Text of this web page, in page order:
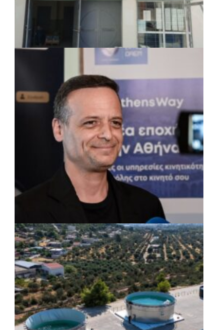
07/08/2026 · 17:45
Δήμος Πετρούπολης: Εργασίες
συντήρησης σε σχολεία και αθλητικές
εγκαταστάσεις
ΡΕΠΟΡΤΑΖ | 07/08/2026 · 17:27
Ο Δούκας για έργα, καθαριότητα και τη
μάχη των επόμενων εκλογών: «Η καλύτερη
μου να κατέβει ο Μπακογιάννης»